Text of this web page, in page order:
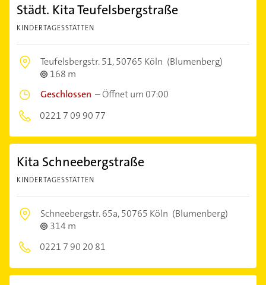
Städt. Kita Teufelsbergstraße
KINDERTAGESSTÄTTEN
Teufelsbergstr. 51,50765 Köln (Blumenberg)
168 m
Geschlossen –Öffnet um 07:00
0221 7 09 90 77
Kita Schneebergstraße
KINDERTAGESSTÄTTEN
Schneebergstr. 65a,50765 Köln (Blumenberg)
314 m
0221 7 90 20 81